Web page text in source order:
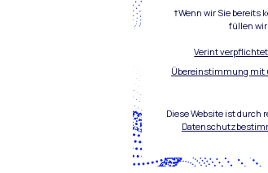
†Wenn wir Sie bereits
füllen wir
Verint
Übereinstimmung mit
Diese Website ist durch